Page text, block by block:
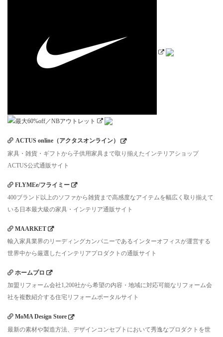
ACTUS online（アクタスオンライン）
家具・雑貨・ギフトから子供用家具まで取り揃えたインテリアショップ
ACTUS公式通販サイト
FLYMEe/フライミー
400ブランド以上のソファから雑貨まで高感度なアイテムを幅広く取り揃えて
いる日本最大級の家具・インテリア通販サイト
MAARKET
輸入家具業界のリーディングカンパニーであるインターオフィスが運営する
世界中から厳選したインテリアプロダクトの通販サイト
ホームプロ
加盟リフォーム会社1,200社から希望の内容・地域に対応可能なリフォーム会
社を複数紹介する住宅リフォームポータルサイト
MoMA Design Store
最新の素材や製造方法、デザインコンセプトにおいて秀逸なプロダクトを世